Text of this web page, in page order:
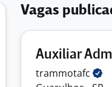
Vagas
Auxiliar
trammotafc